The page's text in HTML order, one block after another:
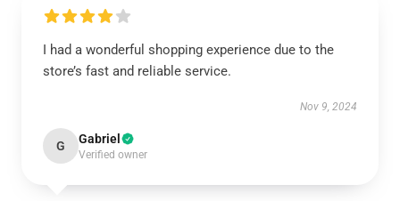
I had a wonderful shopping experience due to the
store’s fast and reliable service.
Nov 9, 2024
G Gabriel
Verified owner